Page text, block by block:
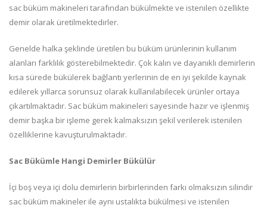
sac büküm makineleri tarafından bükülmekte ve istenilen özellikte
demir olarak üretilmektedirler.
Genelde halka şeklinde üretilen bu büküm ürünlerinin kullanım
alanları farklılık gösterebilmektedir. Çok kalın ve dayanıklı demirlerin
kısa sürede bükülerek bağlantı yerlerinin de en iyi şekilde kaynak
edilerek yıllarca sorunsuz olarak kullanılabilecek ürünler ortaya
çıkartılmaktadır. Sac büküm makineleri sayesinde hazır ve işlenmiş
demir başka bir işleme gerek kalmaksızın şekil verilerek istenilen
özelliklerine kavuşturulmaktadır.
Sac Bükümle Hangi Demirler Bükülür
İçi boş veya içi dolu demirlerin birbirlerinden farkı olmaksızın silindir
sac büküm makineler ile aynı ustalıkta bükülmesi ve istenilen